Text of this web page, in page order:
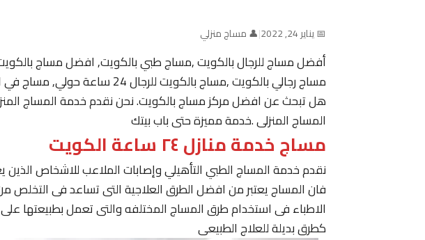
📅 يناير 24, 2022 |👤 مساج منزلي
أفضل مساج للرجال بالكويت ,مساج طبي بالكويت, افضل مساج
مساج رجالي بالكويت ,مساج بالكويت للرجال 24 ساعة حولي, مساج في الكويت ,مساج الكويت رجال
هل تبحث عن افضل مركز مساج بالكويت. نحن نقدم خدمة المساج
المساج المنزلى .خدمة مميزة حتى باب بيتك
مساج خدمة منازل ٢٤ ساعة الكويت
نقدم خدمة المساج الطبي التأهيلي وإصابات الملاعب للاشخاص
فان المساج يعتبر من افضل الطرق العلاجية التى تساعد فى
الاطباء فى استخدام طرق المساج المختلفه والتى تعمل بطبيعتها
كطرق بديلة للعلاج الطبيعى